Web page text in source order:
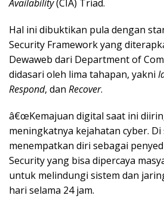
Availability(CIA) Triad.
Hal ini dibuktikan pula dengan
Security Framework yang
Dewaweb dari Department of
didasari oleh lima tahapan, yakni
Respond, dan Recover.
â€œKemajuan digital saat ini
meningkatnya kejahatan cyber.
menempatkan diri sebagai
Security yang bisa dipercaya
untuk melindungi sistem dan
hari selama 24 jam.